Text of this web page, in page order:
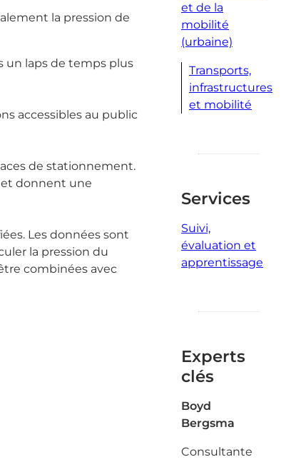
la pression de
un laps de temps plus
accessibles au public
de stationnement.
et donnent une
Les données sont
la pression du
combinées avec
et de la
mobilité
(urbaine)
Transports,
infrastructures
et mobilité
Services
Suivi,
évaluation et
apprentissage
Experts
clés
Boyd
Bergsma
Consultante